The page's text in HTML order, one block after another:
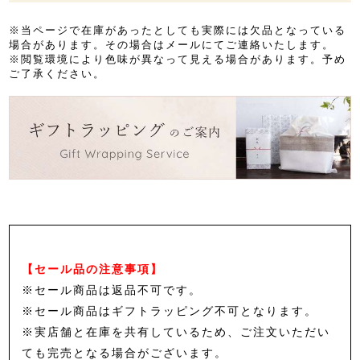
※当ページで在庫があったとしても実際には欠品となっている
場合があります。その場合はメールにてご連絡いたします。
※閲覧環境により色味が異なって見える場合があります。予め
ご了承ください。
【セール品の注意事項】
※セール商品は返品不可です。
※セール商品はギフトラッピング不可となります。
※実店舗と在庫を共有しているため、ご注文いただい
ても完売となる場合がございます。